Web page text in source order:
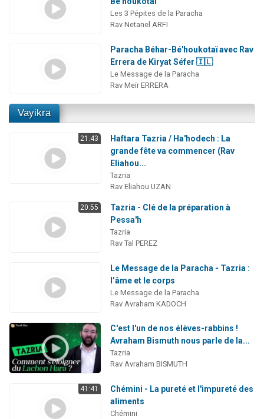
Les 3 Pépites de la Paracha
Rav Netanel ARFI
Paracha Béhar-Bé'houkotaï avec Rav
Errera de Kiryat Séfer 🇮🇱
Le Message de la Paracha
Rav Meïr ERRERA
Vayikra
21:43
Haftara Tazria / Ha'hodech : La
grande fête va commencer (Rav
Eliahou...
Tazria
Rav Eliahou UZAN
20:55
Tazria - Clé de la préparation à
Pessa'h
Tazria
Rav Tal PEREZ
Le Message de la Paracha - Tazria :
l’âme et le corps
Le Message de la Paracha
Rav Avraham KADOCH
C'est l'un de nos élèves-rabbins !
Avraham Bismuth nous parle de la...
Tazria
Rav Avraham BISMUTH
41:41
Chémini - La pureté et l'impureté des
aliments
Chémini